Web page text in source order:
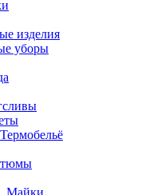
изделия
уборы
Майки